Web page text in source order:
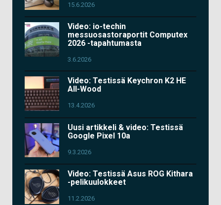
15.6.2026
Video: io-techin
messuosastoraportit Computex
2026 -tapahtumasta
3.6.2026
Video: Testissä Keychron K2 HE
All-Wood
13.4.2026
Uusi artikkeli & video: Testissä
Google Pixel 10a
9.3.2026
Video: Testissä Asus ROG Kithara
-pelikuulokkeet
11.2.2026